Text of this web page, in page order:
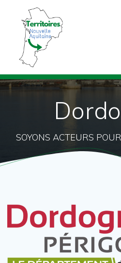
SOYONS ACTEURS